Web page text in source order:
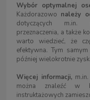
Wybór optymalnej
Każdorazowo należy
dotyczących m.in.
przeznaczenia, a także
warto wiedzieć, że
efektywna. Tym
później wielokrotnie
Więcej informacji,m.in.
można znaleźć w
instruktażowych